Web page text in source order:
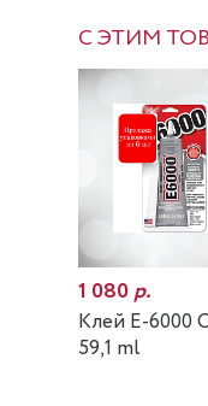
С ЭТИМ
1 080р.
Клей E-6000
59,1 ml